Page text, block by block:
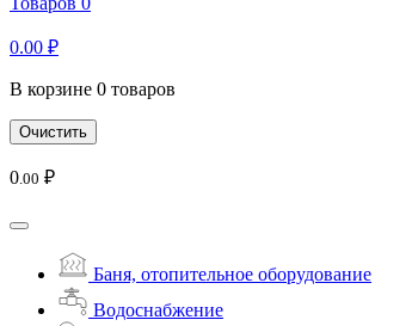
0.00 ₽
В корзине 0 товаров
Очистить
0 .00 ₽
Баня, отопительное оборудование
Водоснабжение